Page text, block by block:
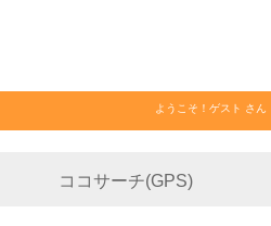
ようこそ！ ゲスト さん
ココサーチ(GPS)